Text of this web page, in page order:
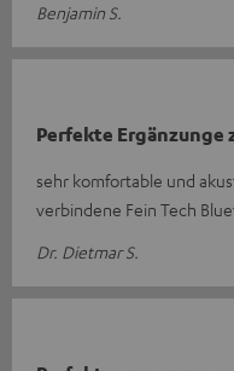
Benjamin S.
Perfekte Ergänzunge
sehr komfortable und
verbindene Fein Tech
Dr. Dietmar S.